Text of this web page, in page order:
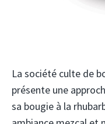
La société culte de
présente une
sa bougie à la